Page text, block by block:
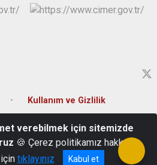
Kullanım ve Gizlilik
Caddesi No:1 Merkez/ELAZIĞ
99 Özel Kalem: 0(424) 280 14 00
verebilmek için sitemizde
🍪 Çerez politikamız hakkında
tıklayınız Kabul et